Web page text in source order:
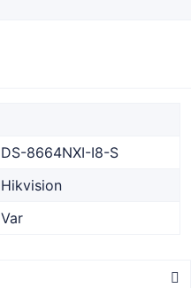
DS-8664NXI-I8-S
Hikvision
Var